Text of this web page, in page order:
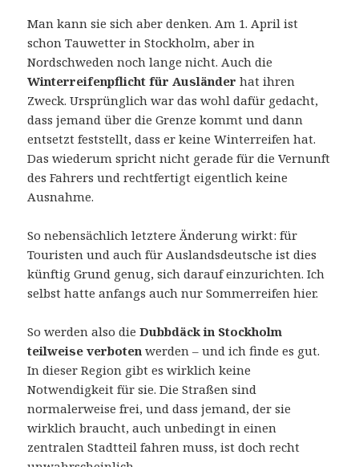
Man kann sie sich aber denken. Am 1. April ist
schon Tauwetter in Stockholm, aber in
Nordschweden noch lange nicht. Auch die
Winterreifenpflicht für Ausländer hat ihren
Zweck. Ursprünglich war das wohl dafür gedacht,
dass jemand über die Grenze kommt und dann
entsetzt feststellt, dass er keine Winterreifen hat.
Das wiederum spricht nicht gerade für die Vernunft
des Fahrers und rechtfertigt eigentlich keine
Ausnahme.
So nebensächlich letztere Änderung wirkt: für
Touristen und auch für Auslandsdeutsche ist dies
künftig Grund genug, sich darauf einzurichten. Ich
selbst hatte anfangs auch nur Sommerreifen hier.
So werden also dieDubbdäck in Stockholm
teilweise verboten werden – und ich finde es gut.
In dieser Region gibt es wirklich keine
Notwendigkeit für sie. Die Straßen sind
normalerweise frei, und dass jemand, der sie
wirklich braucht, auch unbedingt in einen
zentralen Stadtteil fahren muss, ist doch recht